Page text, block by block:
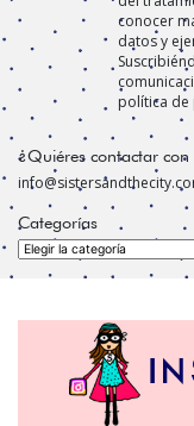
conocer
datos y
política de
¿Quiéres contactar con
Categorías
Categorías